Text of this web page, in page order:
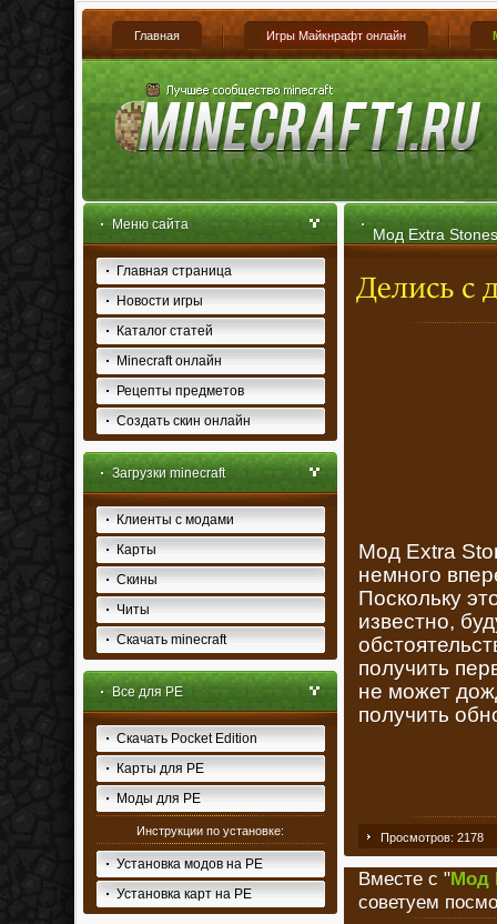
Главная Игры Майкнрафт онлайн
Меню сайта
Главная страница
Новости игры
Каталог статей
Minecraft онлайн
Рецепты предметов
Создать скин онлайн
Загрузки minecraft
Клиенты с модами
Карты
Скины
Читы
Скачать minecraft
Все для PE
Скачать Pocket Edition
Карты для PE
Моды для PE
Инструкции по установке:
Установка модов на PE
Установка карт на PE
Мод Extra
Мод Extra
немного
Поскольку
известно,
получить
не может
получить
Просмотров: 2178
Вместе с "Мод
советуем